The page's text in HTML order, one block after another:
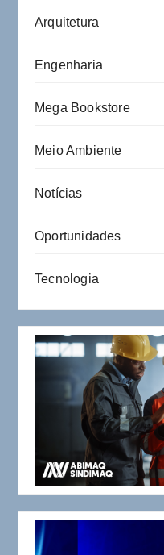
Arquitetura
Engenharia
Mega Bookstore
Meio Ambiente
Notícias
Oportunidades
Tecnologia